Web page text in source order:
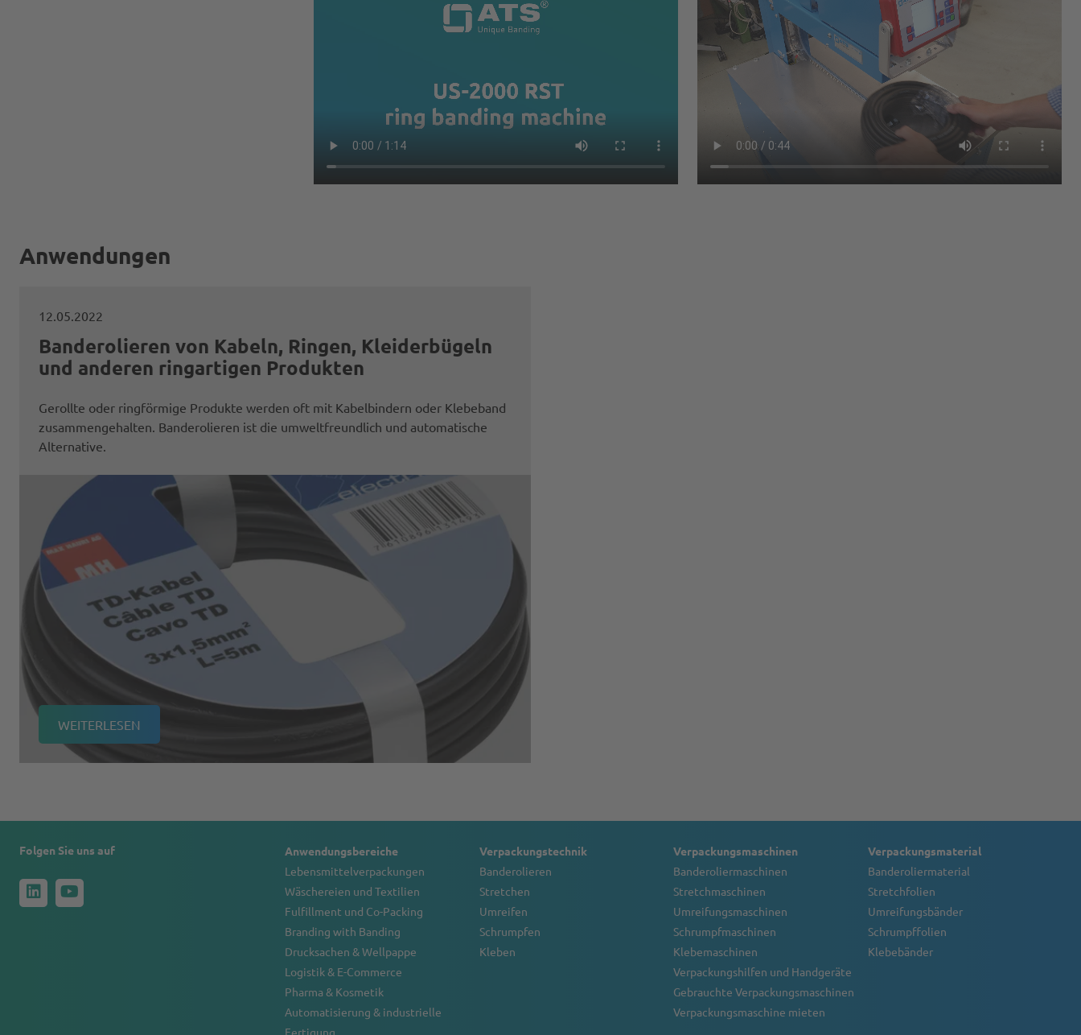
Anwendungen
12.05.2022
Banderolieren von Kabeln, Ringen, Kleiderbügeln
und anderen ringartigen Produkten
Gerollte oder ringförmige Produkte werden oft mit Kabelbindern oder Klebeband
zusammengehalten. Banderolieren ist die umweltfreundlich und automatische
Alternative.
WEITERLESEN
Folgen Sie uns auf
Anwendungsbereiche
Lebensmittelverpackungen
Wäschereien und Textilien
Fulfillment und Co-Packing
Branding with Banding
Drucksachen & Wellpappe
Logistik & E-Commerce
Pharma & Kosmetik
Automatisierung & industrielle
Fertigung
Verpackungstechnik
Banderolieren
Stretchen
Umreifen
Schrumpfen
Kleben
Verpackungsmaschinen
Banderoliermaschinen
Stretchmaschinen
Umreifungsmaschinen
Schrumpfmaschinen
Klebemaschinen
Verpackungshilfen und Handgeräte
Gebrauchte Verpackungsmaschinen
Verpackungsmaschine mieten
Verpackungsmaterial
Banderoliermaterial
Stretchfolien
Umreifungsbänder
Schrumpffolien
Klebebänder